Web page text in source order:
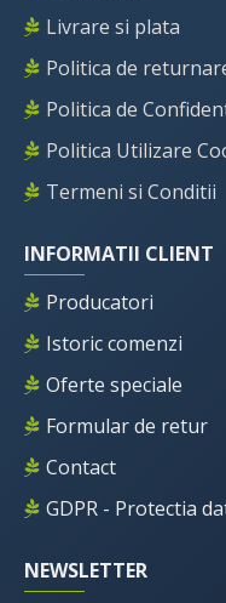
Livrare si plata
Politica de
Politica de
Politica Utilizare
Termeni si Conditii
INFORMATII CLIENT
Producatori
Istoric comenzi
Oferte speciale
Formular de retur
Contact
GDPR - Protectia
NEWSLETTER